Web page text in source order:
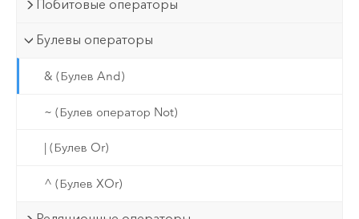
Побитовые операторы
Булевы операторы
& (Булев And)
~ (Булев оператор Not)
| (Булев Or)
^ (Булев XOr)